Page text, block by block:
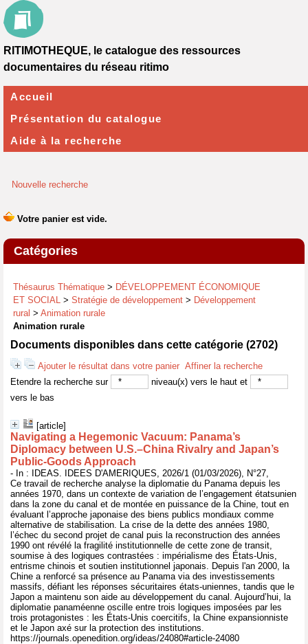
Nouvelle recherche
Catégories
Thésaurus Thématique > DÉVELOPPEMENT ÉCONOMIQUE
ET SOCIAL > Stratégie de développement > Développement
rural > Animation rurale
Animation rurale
Documents disponibles dans cette catégorie (2702)
Ajouter le résultat dans votre panier Affiner la recherche
Etendre la recherche sur
niveau(x) vers le haut et
vers le bas
[article]
Navigating a Hegemonic Vacuum: Panama’s
Diplomacy between U.S.–China Rivalry and Japan’s
Public-Goods Approach
- In : IDEAS. IDEES D'AMERIQUES, 2026/1 (01/03/2026), N°27,
Ce travail de recherche analyse la diplomatie du Panama depuis les
années 1970, dans un contexte de variation de l’engagement étatsunien
dans la zone du canal et de montée en puissance de la Chine, tout en
évaluant l’approche japonaise des biens publics mondiaux comme
alternative de stabilisation. La crise de la dette des années 1980,
l’échec du second projet de canal puis la reconstruction des années
1990 ont révélé la fragilité institutionnelle de cette zone de transit,
soumise à des logiques contrastées : impérialisme des États-Unis,
entrisme chinois et soutien institutionnel japonais. Depuis l'an 2000, la
Chine a renforcé sa présence au Panama via des investissements
massifs, défiant les réponses sécuritaires états-uniennes, tandis que le
Japon a maintenu son aide au développement du canal. Aujourd’hui, la
diplomatie panaméenne oscille entre trois logiques imposées par les
trois protagonistes : les États-Unis coercitifs, la Chine expansionniste
et le Japon axé sur la protection des institutions.
https://journals.openedition.org/ideas/24080#article-24080
RITIMOTHEQUE, le catalogue des ressources
documentaires du réseau ritimo
Accueil
Présentation du catalogue
Aide à la recherche